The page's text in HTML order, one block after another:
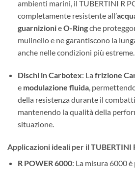
ambienti marini, il TUBERTINI R
completamente resistente all’
guarnizionieO-Ringche
mulinello e ne garantiscono la
anche nelle condizioni più estreme.
Dischi in Carbotex: La frizione
e modulazione fluida,
della resistenza durante il
mantenendo la qualità della
situazione.
Applicazioni ideali per il TUBERTINI
R POWER 6000: La misura 6000